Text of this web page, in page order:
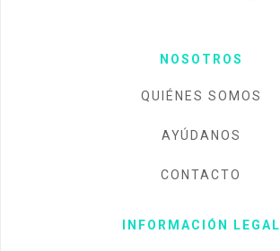
NOSOTROS
QUIÉNES SOMOS
AYÚDANOS
CONTACTO
INFORMACIÓN LEGAL